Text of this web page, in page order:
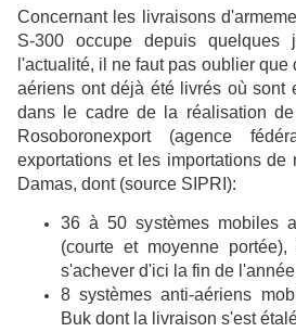
Concernant les livraisons
S-300 occupe depuis quelques
l'actualité, il ne faut pas oublier que
aériens ont déjà été livrés où sont
dans le cadre de la réalisation
Rosoboronexport (agence
exportations et les importations de
Damas, dont (source SIPRI):
36 à 50 systèmes mobiles
(courte et moyenne
s'achever d'ici la fin de
8 systèmes anti-aériens
Buk dont la livraison s'est